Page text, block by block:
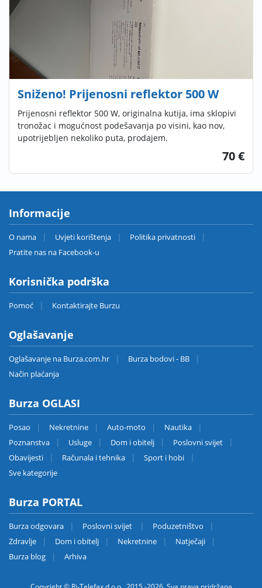
Sniženo! Prijenosni reflektor 500 W
Prijenosni reflektor 500 W, originalna kutija, ima sklopivi
tronožac i mogućnost podešavanja po visini, kao nov,
upotrijebljen nekoliko puta, prodajem.
70 €
Informacije
O nama Uvjeti korištenja
Politika privatnosti
Pratite nas na Facebook-u
Korisnička podrška
Pomoć Kontaktirajte Burzu
Oglašavanje
Oglašavanje na Burza.com.hr
Burza bodovi - BB
Način plaćanja
Burza OGLASI
Posao Nekretnine Auto-moto
Nautika
Poznanstva
Usluge Dom i obitelj
Poslovni svijet
Obavijesti
Računala i tehnika
Sport i hobi
Sve kategorije
Burza PORTAL
Burza odgovara Poslovni svijet
Poduzetništvo
Zdravlje
Dom i obitelj Nekretnine
Natječaji
Burza blog
Arhiva